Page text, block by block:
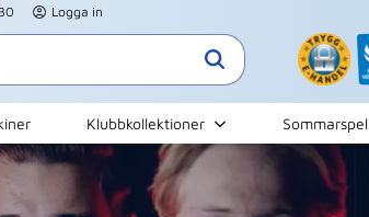
Logga in
Klubbkollektioner Sommarspel